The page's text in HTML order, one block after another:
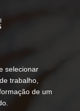
selecionar
trabalho,
de um